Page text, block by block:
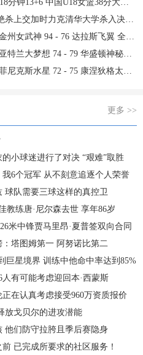
中国U18女篮38分大胜蒙古女篮
加时力克清华大学杀入决赛 陈天灿三双
武神 94 - 76 达拉斯飞翼 全场集锦
梦想 74 - 79 华盛顿神秘人 全场集锦
水星 72 - 75 康涅狄格太阳 全场集锦
更多 >>
小球迷进行了对决 “艰难”取胜
6个冠军 从不刻意追逐个人荣誉
球队需要三球这样的真控卫
教练唐·尼尔森去世 享年86岁
米中锋贾马里昂·夏普签双向合同
塔图姆第一 阿努诺比第二
巨星境界 训练中他命中率达到85%
有可能考虑迎回本·西蒙斯
在认真考虑接受960万资质报价
放戈贝尔的进攻潜能
他们防守拉胯且季后赛隐身
已完成所要求的社区服务！